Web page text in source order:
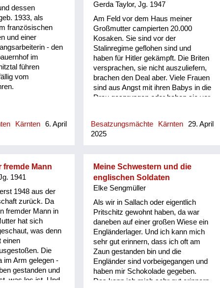
sehr schnell in
Wir hatten
mein Vater
er nicht
Bombe aufs
mich an die
Haus gefallen
Aber daran, wie
rausgegangen
dessen
1933, als
französischen
und einer
- den
im
führen
vom
Kärnten
6. April
Gerda Taylor, Jg. 1947
Am Feld vor dem Haus meiner
Großmutter campierten 20.000
Kosaken. Sie sind vor der
Stalinregime geflohen sind und
haben für Hitler gekämpft. Die Briten
versprachen, sie nicht auszuliefern,
brachen den Deal aber. Viele Frauen
sind aus Angst mit ihren Babys in die
Drau gesprungen oder haben sie vor
unserer Alm. Einige Kosakenkinder
sind von Einheimischen aufgezogen
Besatzungsmächte Kärnten
29. April
2025
fremde Mann
1941
1948 aus der
zurück. Da
fremder Mann in
hat sich
was denn
einen
Die
im Arm gelegen -
gestanden und
was los ist. Und
Meine Schwestern und die
englischen Soldaten
Elke Sengmüller
Als wir in Sallach oder eigentlich
Pritschitz gewohnt haben, da war
daneben auf einer großen Wiese ein
Engländerlager. Und ich kann mich
sehr gut erinnern, dass ich oft am
Zaun gestanden bin und die
Engländer sind vorbeigegangen und
haben mir Schokolade gegeben.
Das kann ich mich sehr gut erinnern.